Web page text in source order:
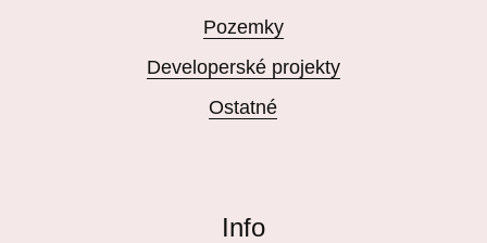
Pozemky
Developerské projekty
Ostatné
Info